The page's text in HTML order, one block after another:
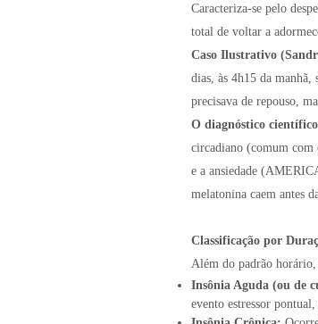
Caracteriza-se pelo
total de voltar a
Caso Ilustrativo
dias, às 4h15 da manhã,
precisava de repouso,
O diagnóstico
circadiano (comum com
e a ansiedade
melatonina caem antes
Classificação por
Além do padrão
Insônia Aguda (ou de
evento estressor